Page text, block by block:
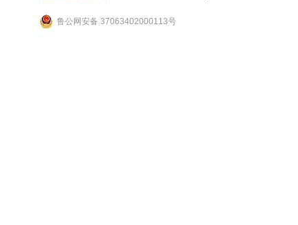
鲁公网安备 37063402000113号